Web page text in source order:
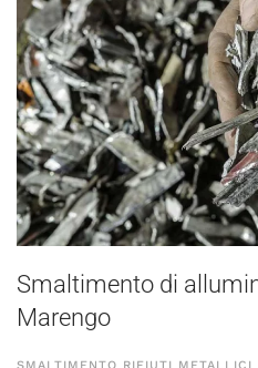
Smaltimento di
Marengo
SMALTIMENTO RIFIUTI METALLICI